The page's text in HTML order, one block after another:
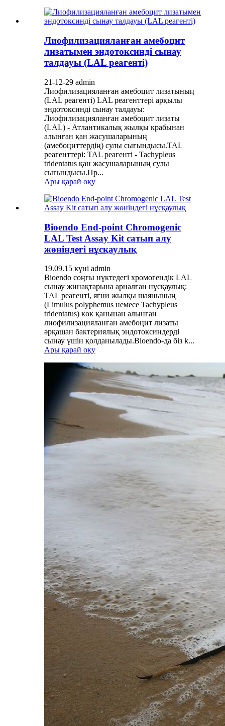
Лиофилизацияланған амебоцит
лизатымен эндотоксинді сынау
талдауы (LAL реагенті)
21-12-29 admin
Лиофилизацияланған амебоцит лизатының
(LAL реагенті) LAL реагенттері арқылы
эндотоксинді сынау талдауы:
Лиофилизацияланған амебоцит лизаты
(LAL) - Атлантикалық жылқы крабынан
алынған қан жасушаларының
(амебоциттердің) сулы сығындысы.TAL
реагенттері: TAL реагенті - Tachypleus
tridentatus қан жасушаларының сулы
сығындысы.Пр...
Ары қарай оқу
Bioendo End-point Chromogenic
LAL Test Assay Kit сатып алу
жөніндегі нұсқаулық
19.09.15 күні admin
Bioendo соңғы нүктедегі хромогендік LAL
сынау жинақтарына арналған нұсқаулық:
TAL реагенті, яғни жылқы шаянының
(Limulus polyphemus немесе Tachypleus
tridentatus) көк қанынан алынған
лиофилизацияланған амебоцит лизаты
әрқашан бактериялық эндотоксиндерді
сынау үшін қолданылады.Bioendo-да біз k...
Ары қарай оқу